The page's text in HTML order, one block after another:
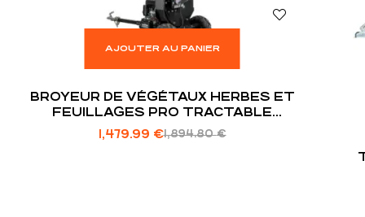
AJOUTER AU PANIER
BROYEUR DE VÉGÉTAUX HERBES ET
FEUILLAGES PRO TRACTABLE
THERMIQUE ESSENCE 15CV 420CC 120MM
AVEC DÉMARRAGE ÉLECTRIQUE
1,894.80€
1,479.99 €